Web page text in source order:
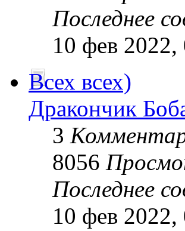
Последнее
10 фев 2022,
Всех всех)
Дракончик
3
8056
Последнее
10 фев 2022,